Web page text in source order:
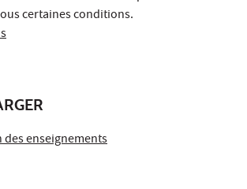
certaines conditions.
enseignements